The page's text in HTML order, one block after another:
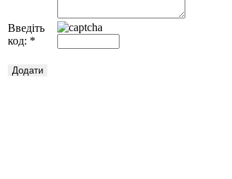
Введіть
код: *